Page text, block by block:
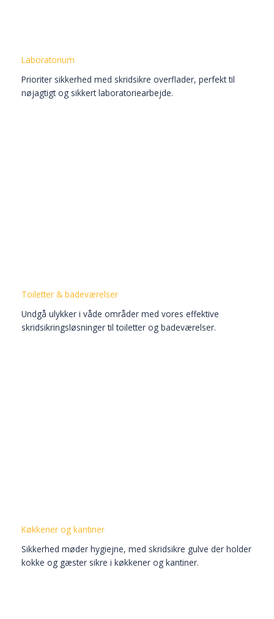
Laboratorium
Prioriter sikkerhed med skridsikre overflader, perfekt til
nøjagtigt og sikkert laboratoriearbejde.
Toiletter & badeværelser
Undgå ulykker i våde områder med vores effektive
skridsikringsløsninger til toiletter og badeværelser.
Køkkener og kantiner
Sikkerhed møder hygiejne, med skridsikre gulve der holder
kokke og gæster sikre i køkkener og kantiner.